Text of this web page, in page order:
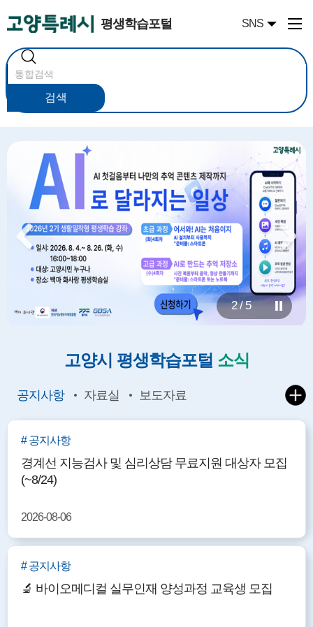
SNS
평생학습포털
통
합
검
색
검색
2 / 5
고양시 평생학습포털 소식
공지사항
# 공지사항
경계선 지능검사 및 심리상담 무료지원 대상자 모집
(~8/24)
2026-08-06
# 공지사항
🔬 바이오메디컬 실무인재 양성과정 교육생 모집
자료실 보도자료